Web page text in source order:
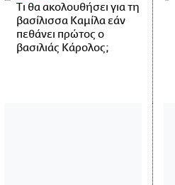
Τι θα ακολουθήσει για τη
βασίλισσα Καμίλα εάν
πεθάνει πρώτος ο
βασιλιάς Κάρολος;